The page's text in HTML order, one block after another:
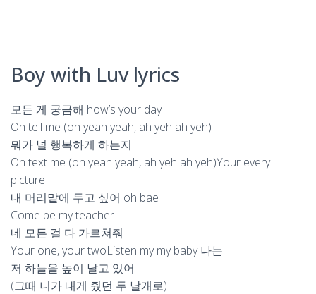
Boy with Luv lyrics
모든 게 궁금해 how’s your day
Oh tell me (oh yeah yeah, ah yeh ah yeh)
뭐가 널 행복하게 하는지
Oh text me (oh yeah yeah, ah yeh ah yeh)Your every
picture
내 머리맡에 두고 싶어 oh bae
Come be my teacher
네 모든 걸 다 가르쳐줘
Your one, your twoListen my my baby 나는
저 하늘을 높이 날고 있어
(그때 니가 내게 줬던 두 날개로)